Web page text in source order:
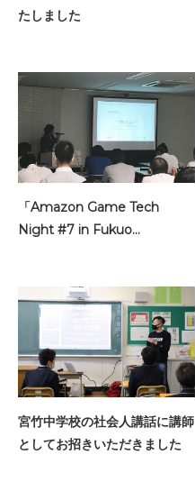
たしました
「Amazon Game Tech
Night #7 in Fukuo…
宮竹中学校の社会人講話に講師
としてお招きいただきました